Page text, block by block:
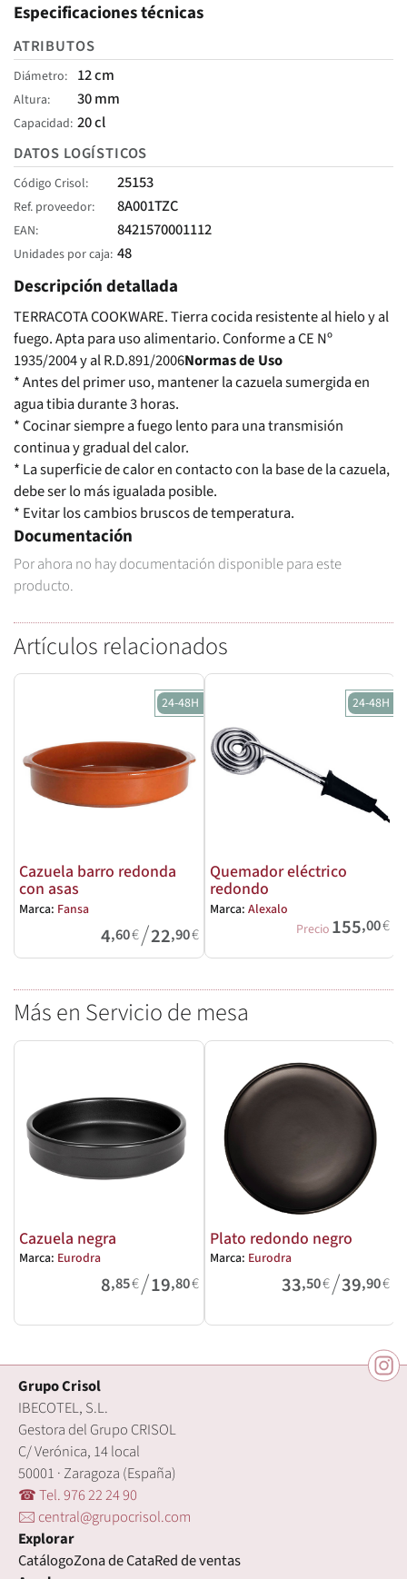
Especificaciones técnicas
ATRIBUTOS
Diámetro 12 cm
Altura 30 mm
Capacidad 20 cl
DATOS LOGÍSTICOS
Código Crisol 25153
Ref. proveedor 8A001TZC
EAN 8421570001112
Unidades por caja 48
Descripción detallada
TERRACOTA COOKWARE. Tierra cocida resistente al hielo y al
fuego. Apta para uso alimentario. Conforme a CE Nº
1935/2004 y al R.D.891/2006Normas de Uso
* Antes del primer uso, mantener la cazuela sumergida en
agua tibia durante 3 horas.
* Cocinar siempre a fuego lento para una transmisión
continua y gradual del calor.
* La superficie de calor en contacto con la base de la cazuela,
debe ser lo más igualada posible.
* Evitar los cambios bruscos de temperatura.
Documentación
Por ahora no hay documentación disponible para este
producto.
Artículos relacionados
24-48H
Cazuela barro redonda
con asas
Marca: Fansa
4,60€/22,90€
24-48H
Quemador eléctrico
redondo
Marca: Alexalo
Precio 155,00€
Más en Servicio de mesa
Cazuela negra
Marca: Eurodra
8,85€/19,80€
Plato redondo negro
Marca: Eurodra
33,50€/39,90€
Grupo Crisol
IBECOTEL, S.L.
Gestora del Grupo CRISOL
C/ Verónica, 14 local
50001 · Zaragoza (España)
☎ Tel. 976 22 24 90
🖂 central@grupocrisol.com
Explorar
CatálogoZona de CataRed de ventas